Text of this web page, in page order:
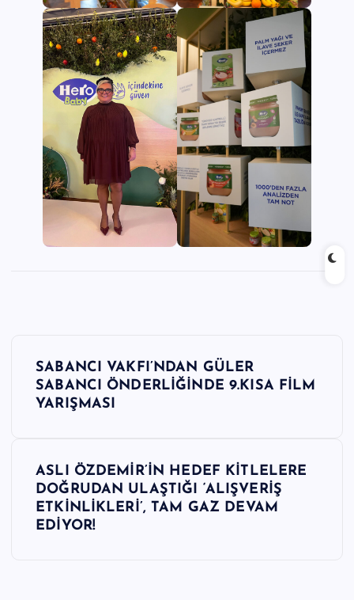
SABANCI VAKFI’NDAN GÜLER
SABANCI ÖNDERLİĞİNDE 9.KISA FİLM
YARIŞMASI
ASLI ÖZDEMİR’İN HEDEF KİTLELERE
DOĞRUDAN ULAŞTIĞI ‘ALIŞVERİŞ
ETKİNLİKLERİ’, TAM GAZ DEVAM
EDİYOR!